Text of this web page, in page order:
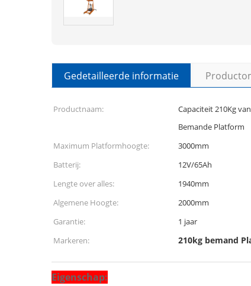
Gedetailleerde informatie
Productnaam:
Capaciteit 210Kg
Bemande Platform
Maximum Platformhoogte: 3000mm
Batterij:
12V/65Ah
Lengte over alles:
1940mm
Algemene Hoogte:
2000mm
Garantie:
1 jaar
Markeren:
210kg bemand
Eigenschap: